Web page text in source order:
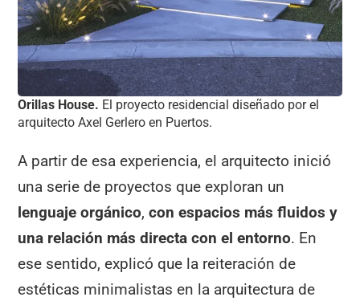
Orillas House. El proyecto residencial diseñado por el
arquitecto Axel Gerlero en Puertos.
A partir de esa experiencia, el arquitecto inició
una serie de proyectos que exploran un
lenguaje orgánico,con espacios más fluidos y
una relación más directa con el entorno. En
ese sentido, explicó que la reiteración de
estéticas minimalistas en la arquitectura de